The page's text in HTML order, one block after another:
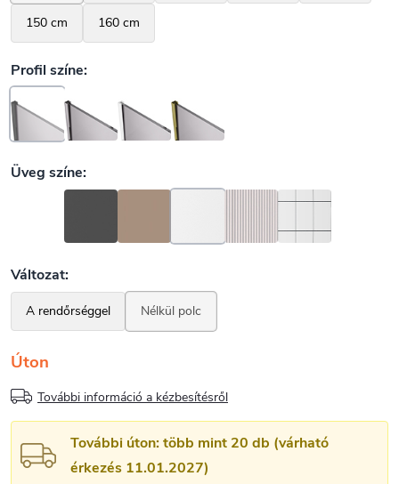
Úton
További információ a kézbesítésről
További úton: több mint 20 db (várható
érkezés 11.01.2027)